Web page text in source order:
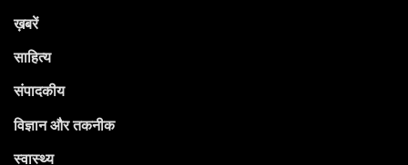
ख़बरें
साहित्य
संपादकीय
विज्ञान और तकनीक
स्वास्थ्य